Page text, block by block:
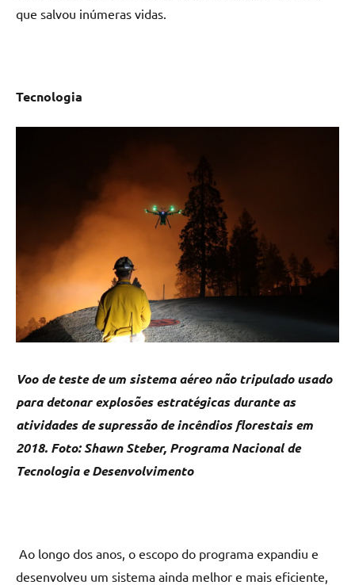
que salvou inúmeras vidas.
Tecnologia
Voo de teste de um sistema aéreo não tripulado usado
para detonar explosões estratégicas durante as
atividades de supressão de incêndios florestais em
2018. Foto: Shawn Steber, Programa Nacional de
Tecnologia e Desenvolvimento
Ao longo dos anos, o escopo do programa expandiu e
desenvolveu um sistema ainda melhor e mais eficiente,